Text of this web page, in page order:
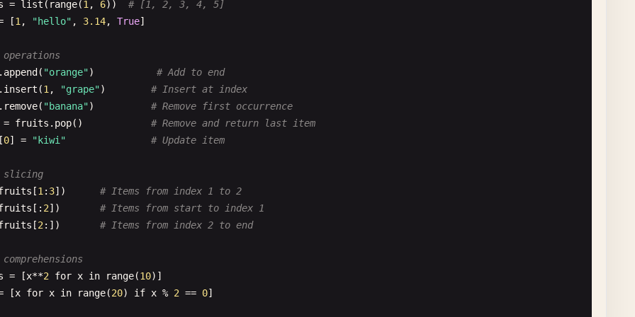
World with dictionary
: "Hello"
: "Hola",
: "Bonjour",
: "Hallo",
: "こんにちは"
, greeting
(f"{greeting}, World! ({lang})")
World with file I/O
write("Hello, World!"
( "hello.txt", "r") as f
= list ( range(1 , 6)) # [1, 2, 3, 4, 5]
[1 , "hello" , 3.14, True]
. append ( "orange") # Add to end
. insert (1 , "grape") # Insert at index
. remove( "banana") # Remove first occurrence
= fruits . pop() # Remove and return last item
[0] = "kiwi" # Update item
slicing
[1 : 3]) # Items from index 1 to 2
[: 2]) # Items from start to index 1
[2 :]) # Items from index 2 to end
= [x**2 for x in range(10
[x for x in range(20) if x % 2 == 0]